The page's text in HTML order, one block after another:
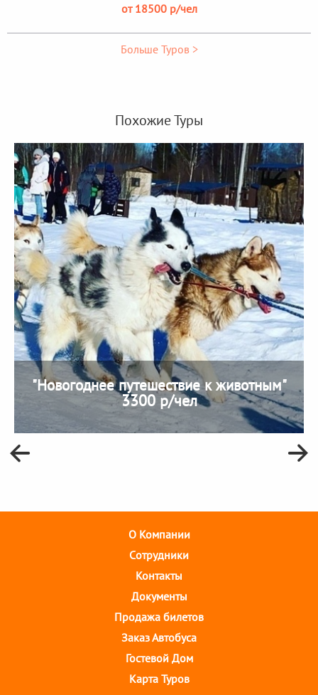
от 18500 р/чел
Больше Туров >
Похожие Туры
"Новогоднее путешествие к животным"
3300 р/чел
О Компании
Cотрудники
Контакты
Документы
Продажа билетов
Заказ Автобуса
Гостевой Дом
Карта Туров